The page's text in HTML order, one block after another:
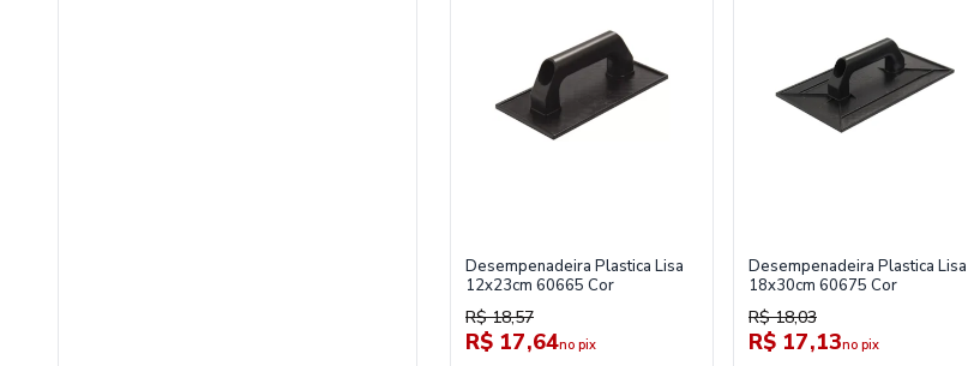
Desempenadeira Plastica Lisa
12x23cm 60665 Cor
R$ 18,57
R$ 17,64no pix
Desempenadeira Plastica Lisa
18x30cm 60675 Cor
R$ 18,03
R$ 17,13no pix